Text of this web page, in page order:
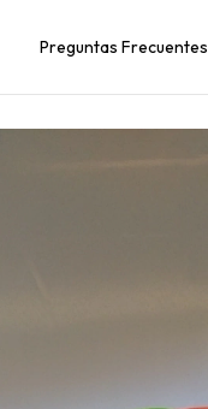
Preguntas Frecuentes